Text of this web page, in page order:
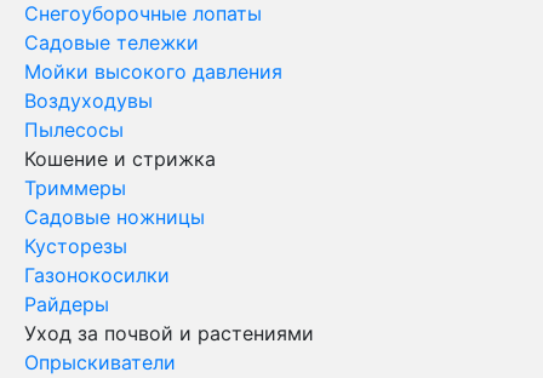
Снегоуборочные лопаты
Садовые тележки
Мойки высокого давления
Воздуходувы
Пылесосы
Кошение и стрижка
Триммеры
Садовые ножницы
Кусторезы
Газонокосилки
Райдеры
Уход за почвой и растениями
Опрыскиватели